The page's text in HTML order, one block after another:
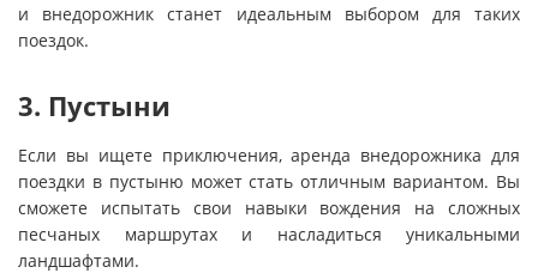
и внедорожник станет идеальным выбором для таких
поездок.
3. Пустыни
Если вы ищете приключения, аренда внедорожника для
поездки в пустыню может стать отличным вариантом. Вы
сможете испытать свои навыки вождения на сложных
песчаных маршрутах и насладиться уникальными
ландшафтами.